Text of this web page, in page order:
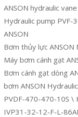
ANSON hydraulic
Hydraulic pump PVF-
ANSON
Bơm thủy lực ANSON
Máy bơm cánh gạt
Bơm cánh gạt dòng
bơm ANSON
PVDF-470-470-10S \
IVP31-32-12-F-L-